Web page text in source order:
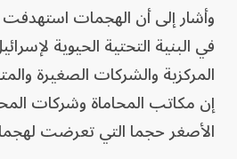
وأشار إلى أن الهجمات
في البنية التحتية الحيوية
المركزية والشركات الصغيرة
إن مكاتب المحاماة وشركات
الأصغر حجما التي تعرضت